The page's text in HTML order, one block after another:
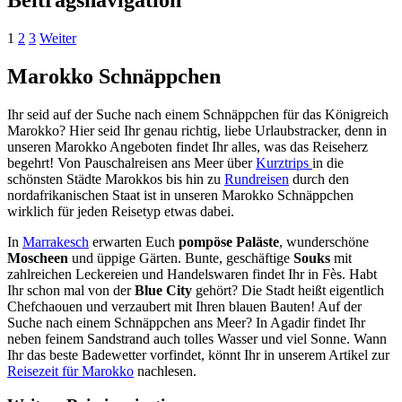
1 2 3 Weiter
Marokko Schnäppchen
Ihr seid auf der Suche nach einem Schnäppchen für das Königreich
Marokko? Hier seid Ihr genau richtig, liebe Urlaubstracker, denn in
unseren Marokko Angeboten findet Ihr alles, was das Reiseherz
begehrt! Von Pauschalreisen ans Meer überKurztrips in die
schönsten Städte Marokkos bis hin zu Rundreisen durch den
nordafrikanischen Staat ist in unseren Marokko Schnäppchen
wirklich für jeden Reisetyp etwas dabei.
In Marrakesch erwarten Euch pompöse Paläste, wunderschöne
Moscheen und üppige Gärten. Bunte, geschäftige Souks mit
zahlreichen Leckereien und Handelswaren findet Ihr in Fès. Habt
Ihr schon mal von derBlue City gehört? Die Stadt heißt eigentlich
Chefchaouen und verzaubert mit Ihren blauen Bauten! Auf der
Suche nach einem Schnäppchen ans Meer? In Agadir findet Ihr
neben feinem Sandstrand auch tolles Wasser und viel Sonne. Wann
Ihr das beste Badewetter vorfindet, könnt Ihr in unserem Artikel zur
Reisezeit für Marokko nachlesen.